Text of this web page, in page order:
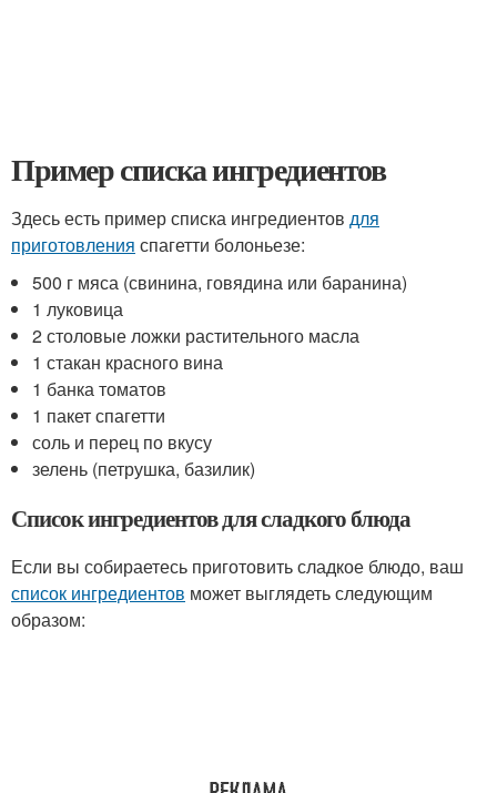
Пример списка ингредиентов
Здесь есть пример списка ингредиентов для
приготовления спагетти болоньезе:
500 г мяса (свинина, говядина или баранина)
1 луковица
2 столовые ложки растительного масла
1 стакан красного вина
1 банка томатов
1 пакет спагетти
соль и перец по вкусу
зелень (петрушка, базилик)
Список ингредиентов для сладкого блюда
Если вы собираетесь приготовить сладкое блюдо, ваш
список ингредиентов может выглядеть следующим
образом: